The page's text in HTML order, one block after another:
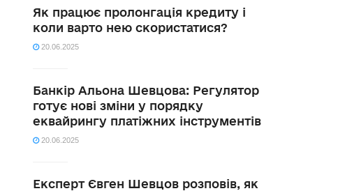
Як працює пролонгація кредиту і
коли варто нею скористатися?
20.06.2025
Банкір Альона Шевцова: Регулятор
готує нові зміни у порядку
еквайрингу платіжних інструментів
20.06.2025
Експерт Євген Шевцов розповів, як